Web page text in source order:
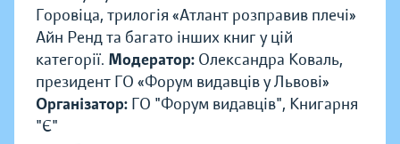
Горовіца, трилогія «Атлант розправив плечі»
Айн Ренд та багато інших книг у цій
категорії. Модератор: Олександра Коваль,
президент ГО «Форум видавців у Львові»
Організатор: ГО "Форум видавців", Книгарня
"Є"